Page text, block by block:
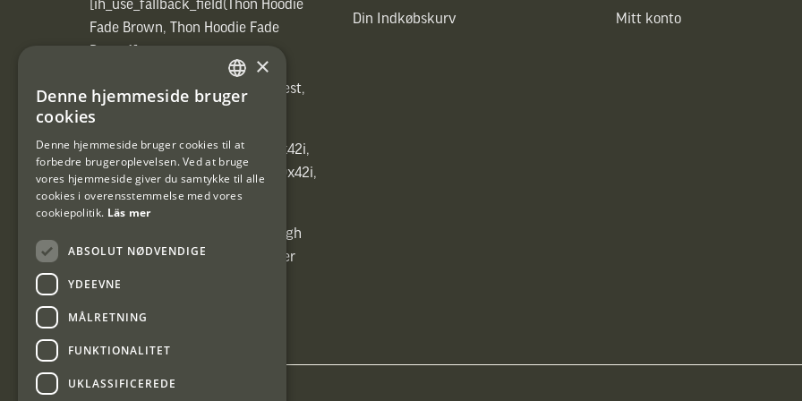
[ih_use_fallback_field(Thon Hoodie
Fade Brown, Thon Hoodie Fade
[ih_use_fallback_field(Heated vest,
Heated vest)]
[ih_use_fallback_field(C6 1,7-10x42i,
6ggr förstoringsväxel!, C6 1,7-10x42i,
6ggr förstoringsväxel!)]
[ih_use_fallback_field(Carrier High
Energy Professional 15kg, Carrier
High Energy Professional 15kg)]
Din Indkøbskurv Mitt konto
SWEDISH
×
Denne hjemmeside bruger
cookies
Denne hjemmeside bruger cookies til at
forbedre brugeroplevelsen. Ved at bruge
vores hjemmeside giver du samtykke til alle
cookies i overensstemmelse med vores
cookiepolitik. Läs mer
ABSOLUT NØDVENDIGE
YDEEVNE
MÅLRETNING
FUNKTIONALITET
UKLASSIFICEREDE